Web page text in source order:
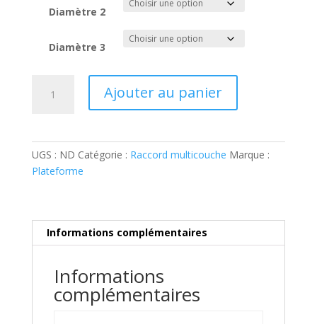
Diamètre 2
Diamètre 3
Ajouter au panier
UGS : ND Catégorie : Raccord multicouche Marque :
Plateforme
Informations complémentaires
Informations
complémentaires